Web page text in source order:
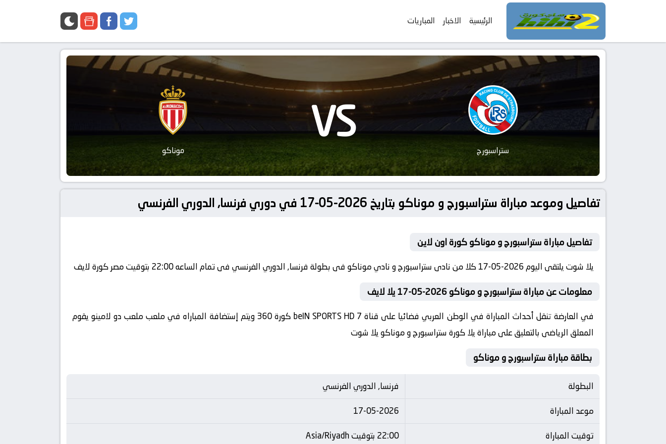
الرئيسية الاخبار المباريات
ستراسبورج VS موناكو
تفاصيل وموعد مباراة ستراسبورج و موناكو بتاريخ 2026-05-17 في دوري فرنسا, الدوري الفرنسي
تفاصيل مباراة ستراسبورج و موناكو كورة اون لاين
يلا شوت يلتقى اليوم 2026-05-17 كلا من نادى ستراسبورج و نادي موناكو فى بطولة فرنسا, الدوري الفرنسي فى تمام الساعه 22:00 بتوقيت مصر كورة لايف
معلومات عن مباراة ستراسبورج و موناكو 2026-05-17 يلا لايف
في العارضة تنقل أحداث المباراة في الوطن العربي فضائيا على قناة beIN SPORTS HD 7 كورة 360 ويتم إستضافة المباراه في ملعب ملعب دو لامينو يقوم
المعلق الرياضى بالتعليق على مباراة يلا كورة ستراسبورج و موناكو يلا شوت
بطاقة مباراة ستراسبورج و موناكو
البطولة
فرنسا, الدوري الفرنسي
موعد المباراة
17-05-2026
توقيت المباراة
22:00 بتوقيت Asia/Riyadh